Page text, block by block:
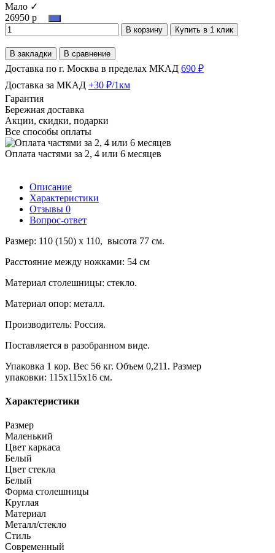
Мало ✓
26950 р
В корзину Купить в 1 клик
В закладки В сравнение
Доставка по г. Москва в пределах МКАД 690 ₽
Доставка за МКАД +30 ₽/1км
Гарантия
Бережная доставка
Акции, скидки, подарки
Все способы оплаты
Оплата частями за 2, 4 или 6 месяцев
Описание
Характеристики
Отзывы 0
Вопрос-ответ
Размер: 110 (150) х 110, высота 77 см.
Расстояние между ножками: 54 см
Материал столешницы: стекло.
Материал опор: металл.
Производитель: Россия.
Поставляется в разобранном виде.
Упаковка 1 кор. Вес 56 кг. Объем 0,211. Размер
упаковки: 115х115х16 см.
Характеристики
Размер
Маленький
Цвет каркаса
Белый
Цвет стекла
Белый
Форма столешницы
Круглая
Материал
Металл/стекло
Стиль
Современный